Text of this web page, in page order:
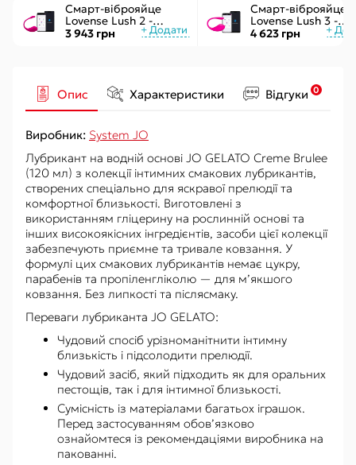
Смарт-віброяйце
Lovense Lush 2 -
управління через
додаток
3 943 грн
Смарт-віброяйце
Lovense Lush 3 -
керування через
інтернет
4 623 грн
Опис Характеристики Відгуки 0
Виробник: System JO
Лубрикант на водній основі JO GELATO Creme Brulee
(120 мл) з колекції інтимних смакових лубрикантів,
створених спеціально для яскравої прелюдії та
комфортної близькості. Виготовлені з
використанням гліцерину на рослинній основі та
інших високоякісних інгредієнтів, засоби цієї колекції
забезпечують приємне та тривале ковзання. У
формулі цих смакових лубрикантів немає цукру,
парабенів та пропіленгліколю — для м’якшого
ковзання. Без липкості та післясмаку.
Переваги лубриканта JO GELATO:
Чудовий спосіб урізноманітнити інтимну
близькість і підсолодити прелюдії.
Чудовий засіб, який підходить як для оральних
пестощів, так і для інтимної близькості.
Сумісність із матеріалами багатьох іграшок.
Перед застосуванням обов’язково
ознайомтеся із рекомендаціями виробника на
пакованні.